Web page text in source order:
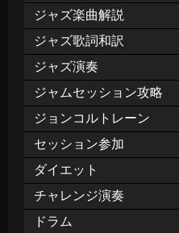
ジャズ楽曲解説
ジャズ歌詞和訳
ジャズ演奏
ジャムセッション攻略
ジョンコルトレーン
セッション参加
ダイエット
チャレンジ演奏
ドラム